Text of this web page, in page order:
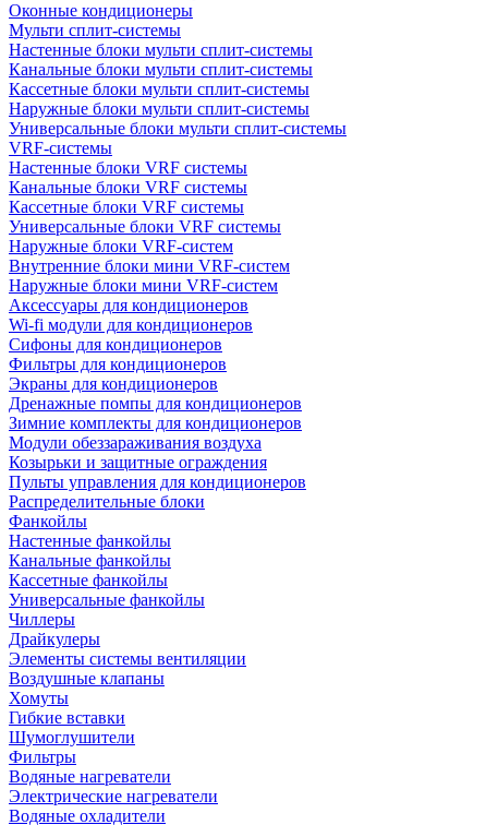
Оконные кондиционеры
Мульти сплит-системы
Настенные блоки мульти сплит-системы
Канальные блоки мульти сплит-системы
Кассетные блоки мульти сплит-системы
Наружные блоки мульти сплит-системы
Универсальные блоки мульти сплит-системы
VRF-системы
Настенные блоки VRF системы
Канальные блоки VRF системы
Кассетные блоки VRF системы
Универсальные блоки VRF системы
Наружные блоки VRF-систем
Внутренние блоки мини VRF-систем
Наружные блоки мини VRF-систем
Аксессуары для кондиционеров
Wi-fi модули для кондиционеров
Сифоны для кондиционеров
Фильтры для кондиционеров
Экраны для кондиционеров
Дренажные помпы для кондиционеров
Зимние комплекты для кондиционеров
Модули обеззараживания воздуха
Козырьки и защитные ограждения
Пульты управления для кондиционеров
Распределительные блоки
Фанкойлы
Настенные фанкойлы
Канальные фанкойлы
Кассетные фанкойлы
Универсальные фанкойлы
Чиллеры
Драйкулеры
Элементы системы вентиляции
Воздушные клапаны
Хомуты
Гибкие вставки
Шумоглушители
Фильтры
Водяные нагреватели
Электрические нагреватели
Водяные охладители